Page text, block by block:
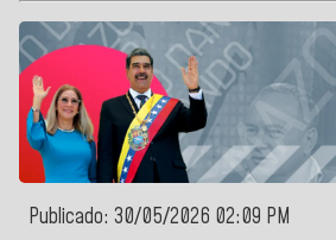
Publicado: 30/05/2026 02:09 PM